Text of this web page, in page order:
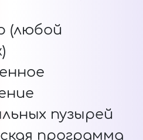
(любой
пузырей
программа